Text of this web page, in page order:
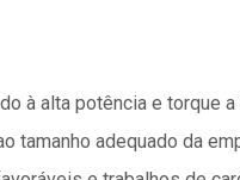
à alta potência e torque a
tamanho adequado da